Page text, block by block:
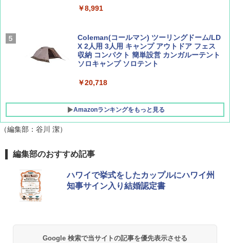
￥1,500
￥1,540
￥8,991
Coleman(コールマン) ツーリングドーム/LD
X 2人用 3人用 キャンプ アウトドア フェス
収納 コンパクト 簡単設営 カンガルーテント
ソロキャンプ ソロテント
￥20,718
Amazonランキングをもっと見る
BUNDOK(バンドック)ソロ ドーム 1 EX BDK
-08EX カーキ ソロキャンプ ポリエステル フ
レーム テント
￥14,800
026リニューアル 急速冷凍 空間倍増 衛生的
コンパクト 保冷力長持ち
（編集部：谷川 潔）
編集部のおすすめ記事
ハワイで挙式をしたカップルにハワイ州
知事サイン入り結婚認定書
Google 検索で当サイトの記事を優先表示させる